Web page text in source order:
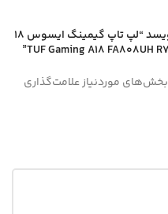
اولین کسی باشید که دیدگاهی می نویسد “لپ تاپ گیمینگ ایسوس 18
بخش‌های موردنیاز علامت‌گذاری